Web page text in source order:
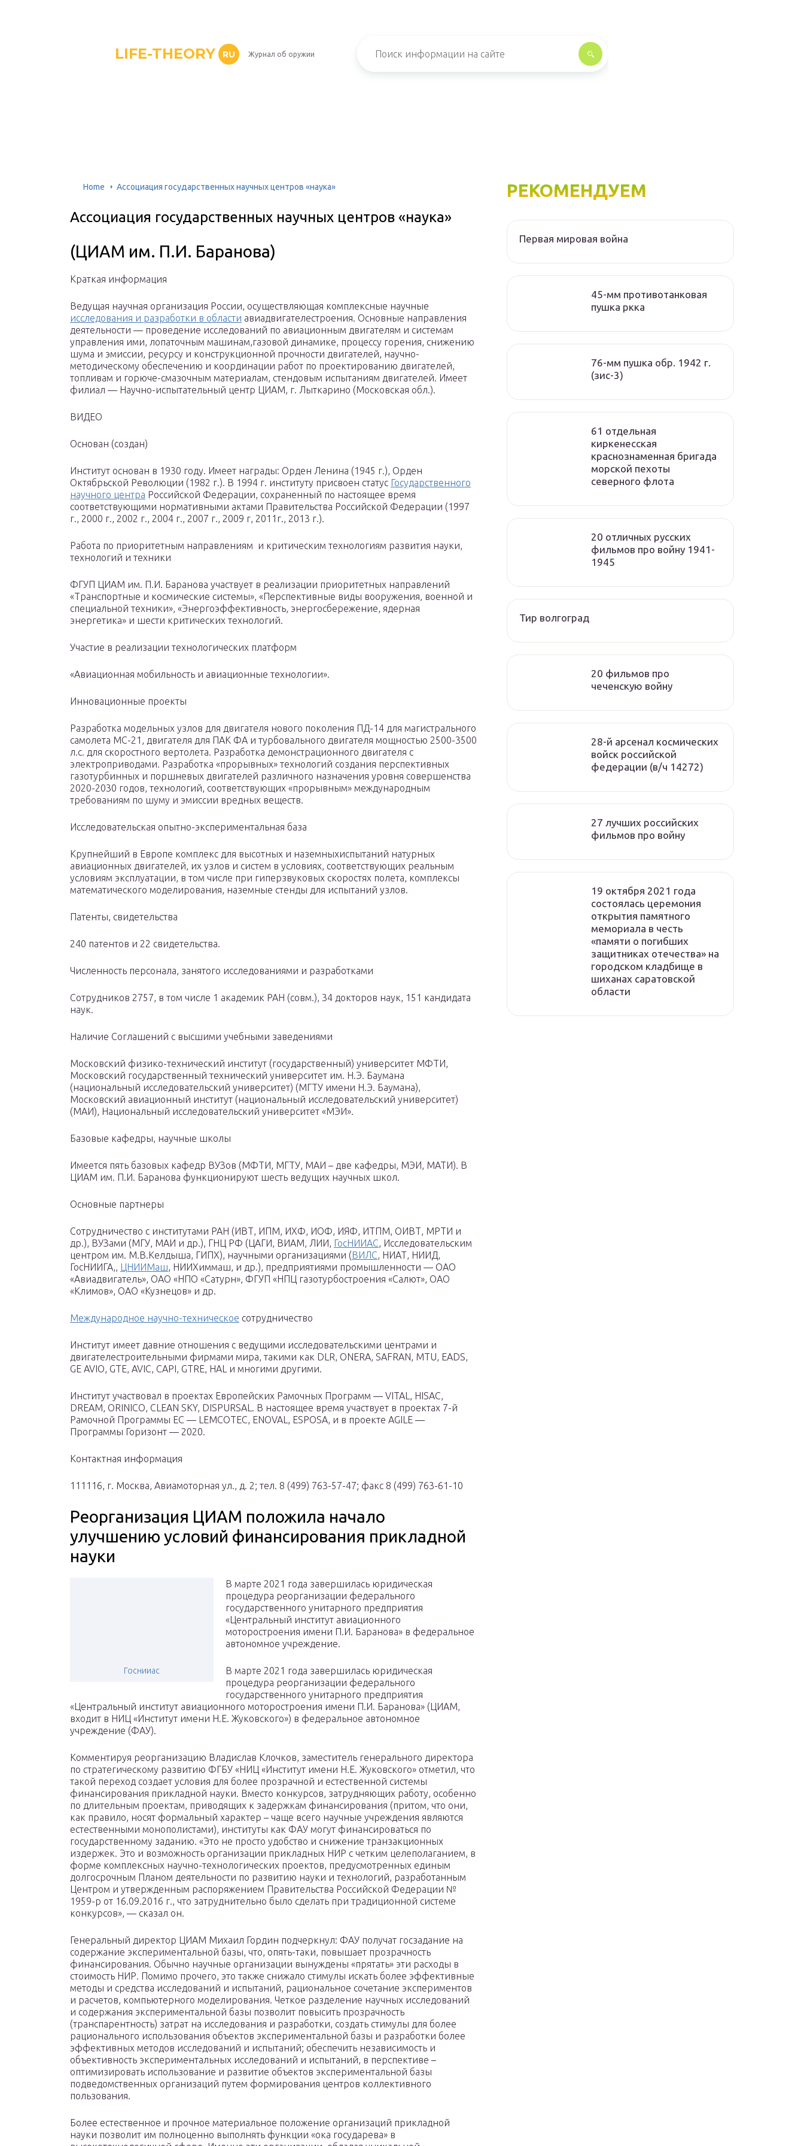
LIFE-THEORY RU Журнал об оружии
Home Ассоциация государственных научных центров «наука»
Ассоциация государственных научных центров «наука»
(ЦИАМ им. П.И. Баранова)
Краткая информация
Ведущая научная организация России, осуществляющая комплексные научные
исследования и разработки в области авиадвигателестроения. Основные направления
деятельности — проведение исследований по авиационным двигателям и системам
управления ими, лопаточным машинам,газовой динамике, процессу горения, снижению
шума и эмиссии, ресурсу и конструкционной прочности двигателей, научно-
методическому обеспечению и координации работ по проектированию двигателей,
топливам и горюче-смазочным материалам, стендовым испытаниям двигателей. Имеет
филиал — Научно-испытательный центр ЦИАМ, г. Лыткарино (Московская обл.).
ВИДЕО
Основан (создан)
Институт основан в 1930 году. Имеет награды: Орден Ленина (1945 г.), Орден
Октябрьской Революции (1982 г.). В 1994 г. институту присвоен статус Государственного
научного центра Российской Федерации, сохраненный по настоящее время
соответствующими нормативными актами Правительства Российской Федерации (1997
г., 2000 г., 2002 г., 2004 г., 2007 г., 2009 г, 2011г., 2013 г.).
Работа по приоритетным направлениям и критическим технологиям развития науки,
технологий и техники
ФГУП ЦИАМ им. П.И. Баранова участвует в реализации приоритетных направлений
«Транспортные и космические системы», «Перспективные виды вооружения, военной и
специальной техники», «Энергоэффективность, энергосбережение, ядерная
энергетика» и шести критических технологий.
Участие в реализации технологических платформ
«Авиационная мобильность и авиационные технологии».
Инновационные проекты
Разработка модельных узлов для двигателя нового поколения ПД-14 для магистрального
самолета МС-21, двигателя для ПАК ФА и турбовального двигателя мощностью 2500-3500
л.с. для скоростного вертолета. Разработка демонстрационного двигателя с
электроприводами. Разработка «прорывных» технологий создания перспективных
газотурбинных и поршневых двигателей различного назначения уровня совершенства
2020-2030 годов, технологий, соответствующих «прорывным» международным
требованиям по шуму и эмиссии вредных веществ.
Исследовательская опытно-экспериментальная база
Крупнейший в Европе комплекс для высотных и наземныхиспытаний натурных
авиационных двигателей, их узлов и систем в условиях, соответствующих реальным
условиям эксплуатации, в том числе при гиперзвуковых скоростях полета, комплексы
математического моделирования, наземные стенды для испытаний узлов.
Патенты, свидетельства
240 патентов и 22 свидетельства.
Численность персонала, занятого исследованиями и разработками
Сотрудников 2757, в том числе 1 академик РАН (совм.), 34 докторов наук, 151 кандидата
наук.
Наличие Соглашений с высшими учебными заведениями
Московский физико-технический институт (государственный) университет МФТИ,
Московский государственный технический университет им. Н.Э. Баумана
(национальный исследовательский университет) (МГТУ имени Н.Э. Баумана),
Московский авиационный институт (национальный исследовательский университет)
(МАИ), Национальный исследовательский университет «МЭИ».
Базовые кафедры, научные школы
Имеется пять базовых кафедр ВУЗов (МФТИ, МГТУ, МАИ – две кафедры, МЭИ, МАТИ). В
ЦИАМ им. П.И. Баранова функционируют шесть ведущих научных школ.
Основные партнеры
Сотрудничество с институтами РАН (ИВТ, ИПМ, ИХФ, ИОФ, ИЯФ, ИТПМ, ОИВТ, МРТИ и
др.), ВУЗами (МГУ, МАИ и др.), ГНЦ РФ (ЦАГИ, ВИАМ, ЛИИ, ГосНИИАС, Исследовательским
центром им. M.B.Келдыша, ГИПХ), научными организациями (ВИЛС, НИАТ, НИИД,
ГосНИИГА,, ЦНИИМаш, НИИХиммаш, и др.), предприятиями промышленности — ОАО
«Авиадвигатель», ОАО «НПО «Сатурн», ФГУП «НПЦ газотурбостроения «Салют», ОАО
«Климов», ОАО «Кузнецов» и др.
Международное научно-техническое сотрудничество
Институт имеет давние отношения с ведущими исследовательскими центрами и
двигателестроительными фирмами мира, такими как DLR, ONERA, SAFRAN, MTU, EADS,
GE AVIO, GTE, AVIC, CAPI, GTRE, HAL и многими другими.
Институт участвовал в проектах Европейских Рамочных Программ — VITAL, HISAC,
DREAM, ORINICO, CLEAN SKY, DISPURSAL. В настоящее время участвует в проектах 7-й
Рамочной Программы ЕС — LEMCOTEC, ENOVAL, ESPOSA, и в проекте AGILE —
Программы Горизонт — 2020.
Контактная информация
111116, г. Москва, Авиамоторная ул., д. 2; тел. 8 (499) 763-57-47; факс 8 (499) 763-61-10
Реорганизация ЦИАМ положила начало
улучшению условий финансирования прикладной
науки
Госнииас
В марте 2021 года завершилась юридическая
процедура реорганизации федерального
государственного унитарного предприятия
«Центральный институт авиационного
моторостроения имени П.И. Баранова» в федеральное
автономное учреждение.
В марте 2021 года завершилась юридическая
процедура реорганизации федерального
государственного унитарного предприятия
«Центральный институт авиационного моторостроения имени П.И. Баранова» (ЦИАМ,
входит в НИЦ «Институт имени Н.Е. Жуковского») в федеральное автономное
учреждение (ФАУ).
Комментируя реорганизацию Владислав Клочков, заместитель генерального директора
по стратегическому развитию ФГБУ «НИЦ «Институт имени Н.Е. Жуковского» отметил, что
такой переход создает условия для более прозрачной и естественной системы
финансирования прикладной науки. Вместо конкурсов, затрудняющих работу, особенно
по длительным проектам, приводящих к задержкам финансирования (притом, что они,
как правило, носят формальный характер – чаще всего научные учреждения являются
естественными монополистами), институты как ФАУ могут финансироваться по
государственному заданию. «Это не просто удобство и снижение транзакционных
издержек. Это и возможность организации прикладных НИР с четким целеполаганием, в
форме комплексных научно-технологических проектов, предусмотренных единым
долгосрочным Планом деятельности по развитию науки и технологий, разработанным
Центром и утвержденным распоряжением Правительства Российской Федерации №
1959-р от 16.09.2016 г., что затруднительно было сделать при традиционной системе
конкурсов», — сказал он.
Генеральный директор ЦИАМ Михаил Гордин подчеркнул: ФАУ получат госзадание на
содержание экспериментальной базы, что, опять-таки, повышает прозрачность
финансирования. Обычно научные организации вынуждены «прятать» эти расходы в
стоимость НИР. Помимо прочего, это также снижало стимулы искать более эффективные
методы и средства исследований и испытаний, рациональное сочетание экспериментов
и расчетов, компьютерного моделирования. Четкое разделение научных исследований
и содержания экспериментальной базы позволит повысить прозрачность
(транспарентность) затрат на исследования и разработки, создать стимулы для более
рационального использования объектов экспериментальной базы и разработки более
эффективных методов исследований и испытаний; обеспечить независимость и
объективность экспериментальных исследований и испытаний, в перспективе –
оптимизировать использование и развитие объектов экспериментальной базы
подведомственных организаций путем формирования центров коллективного
пользования.
Более естественное и прочное материальное положение организаций прикладной
науки позволит им полноценно выполнять функции «ока государева» в
РЕКОМЕНДУЕМ
Первая мировая война
45-мм противотанковая
пушка ркка
76-мм пушка обр. 1942 г.
(зис-3)
61 отдельная
киркенесская
краснознаменная бригада
морской пехоты
cеверного флота
20 отличных русских
фильмов про войну 1941-
1945
Тир волгоград
20 фильмов про
чеченскую войну
28-й арсенал космических
войск российской
федерации (в/ч 14272)
27 лучших российских
фильмов про войну
19 октября 2021 года
состоялась церемония
открытия памятного
мемориала в честь
«памяти о погибших
защитниках отечества» на
городском кладбище в
шиханах саратовской
области